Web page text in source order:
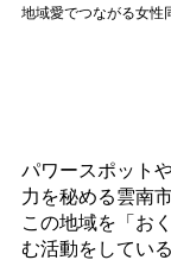
地域愛でつながる女性
パワースポット
力を秘める雲南
この地域を「お
む活動をしてい